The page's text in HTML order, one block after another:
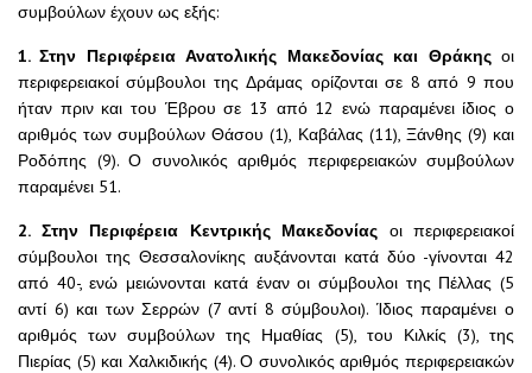
συμβούλων έχουν ως εξής:
1. Στην Περιφέρεια Ανατολικής Μακεδονίας και Θράκηςοι
περιφερειακοί σύμβουλοι της Δράμας ορίζονται σε 8 από 9 που
ήταν πριν και του Έβρου σε 13 από 12 ενώ παραμένει ίδιος ο
αριθμός των συμβούλων Θάσου (1), Καβάλας (11), Ξάνθης (9) και
Ροδόπης (9). Ο συνολικός αριθμός περιφερειακών συμβούλων
παραμένει 51.
2. Στην Περιφέρεια Κεντρικής Μακεδονίας οι περιφερειακοί
σύμβουλοι της Θεσσαλονίκης αυξάνονται κατά δύο -γίνονται 42
από 40-, ενώ μειώνονται κατά έναν οι σύμβουλοι της Πέλλας (5
αντί 6) και των Σερρών (7 αντί 8 σύμβουλοι). Ίδιος παραμένει ο
αριθμός των συμβούλων της Ημαθίας (5), του Κιλκίς (3), της
Πιερίας (5) και Χαλκιδικής (4). Ο συνολικός αριθμός περιφερειακών